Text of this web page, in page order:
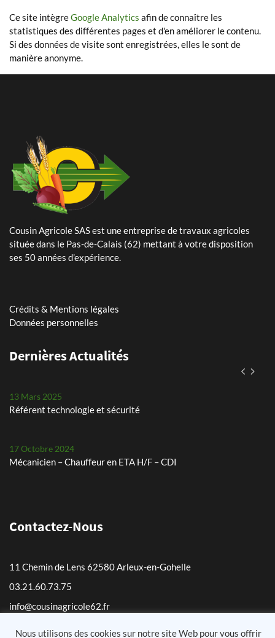
Ce site intègreGoogle Analytics afin de connaître les
statistiques des différentes pages et d'en améliorer le contenu.
Si des données de visite sont enregistrées, elles le sont de
manière anonyme.
Cousin Agricole SAS est une entreprise de travaux agricoles
située dans le Pas-de-Calais (62) mettant à votre disposition
ses 50 années d’expérience.
Crédits & Mentions légales
Données personnelles
Dernières Actualités
24 Mai 2024
Plantation de pommes de terre – planteuse Dewulf Certa 40
Arrachage de betteraves sucrières avec notre Ropa Tiger 6s
Assistant(e) paie et RH
13 Mars 2025
Référent technologie et sécurité
17 Octobre 2024
Mécanicien – Chauffeur en ETA H/F – CDI
Plantation de pommes de terre – planteuse Dewulf Certa 40
25 Avril 2024
Contactez-Nous
11 Chemin de Lens 62580 Arleux-en-Gohelle
03.21.60.73.75
info@cousinagricole62.fr
Nous utilisons des cookies sur notre site Web pour vous offrir